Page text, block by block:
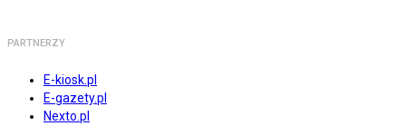
PARTNERZY
E-kiosk.pl
E-gazety.pl
Nexto.pl